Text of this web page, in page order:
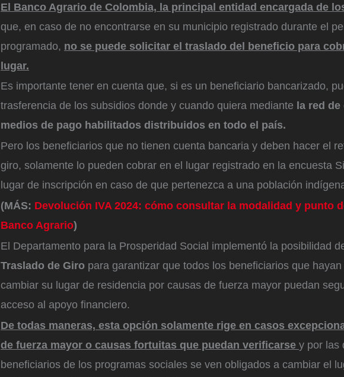
El Banco Agrario de Colombia, la principal entidad encargada de
que, en caso de no encontrarse en su municipio registrado durante el
programado, no se puede solicitar el traslado del beneficio para
lugar.
Es importante tener en cuenta que, si es un beneficiario bancarizado,
trasferencia de los subsidios donde y cuando quiera mediante la red
medios de pago habilitados distribuidos en todo el país.
Pero los beneficiarios que no tienen cuenta bancaria y deben hacer el
giro, solamente lo pueden cobrar en el lugar registrado en la encuesta
lugar de inscripción en caso de que pertenezca a una población
(MÁS: Devolución IVA 2024: cómo consultar la modalidad y punto
Banco Agrario)
El Departamento para la Prosperidad Social implementó la posibilidad
Traslado de Giro para garantizar que todos los beneficiarios que
cambiar su lugar de residencia por causas de fuerza mayor puedan
acceso al apoyo financiero.
De todas maneras, esta opción solamente rige en casos
de fuerza mayor o causas fortuitas que puedan verificarse y por las
beneficiarios de los programas sociales se ven obligados a cambiar el